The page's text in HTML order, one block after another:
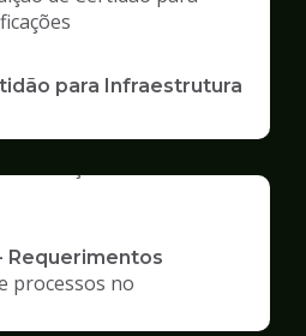
para Infraestrutura
Requerimentos
processos no